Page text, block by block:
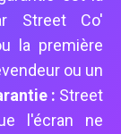
Street Co'
la première
ou un
: Street
l'écran ne